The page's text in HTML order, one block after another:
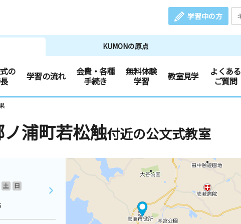
学習中の方
KUMONの原点
の
学習の流れ
会費・各種
手続き
無料体験
学習
教室見学
よくある
ご質問
浦町若松触付近の公文式教室
土
日